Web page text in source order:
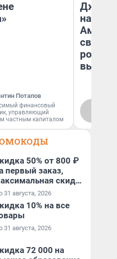
Потапов
финансовый
управляющий
частным капиталом
наша
свой
вышло
50% от 800 ₽
первый заказ,
скидка
₽
31 августа, 2026
10% на все
31 августа, 2026
72 000 на